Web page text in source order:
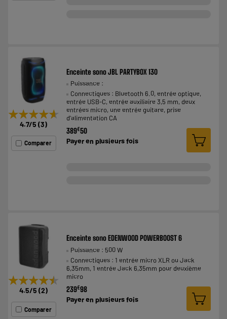
★★★★★
★★★★★
4.7/5 (3)
Comparer
Enceinte sono JBL PARTYBOX 130
Puissance :
Connectiques : Bluetooth 6.0, entrée optique,
entrée USB-C, entrée auxiliaire 3,5 mm, deux
entrées micro, une entrée guitare, prise
d'alimentation CA
389€50
Payer en plusieurs fois
★★★★★
★★★★★
4.5/5 (2)
Comparer
Enceinte sono EDENWOOD POWERBOOST 6
Puissance : 500 W
Connectiques : 1 entrée micro XLR ou Jack
6,35mm, 1 entrée Jack 6,35mm pour deuxième
micro
239€98
Payer en plusieurs fois